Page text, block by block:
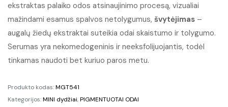
ekstraktas palaiko odos atsinaujinimo procesą, vizualiai
mažindami esamus spalvos netolygumus, švytėjimas –
augalų žiedų ekstraktai suteikia odai skaistumo ir tolygumo.
Serumas yra nekomedogeninis ir neeksfolijuojantis, todėl
tinkamas naudoti bet kuriuo paros metu.
Produkto kodas:MGT541
Kategorijos:MINI dydžiai,PIGMENTUOTAI ODAI